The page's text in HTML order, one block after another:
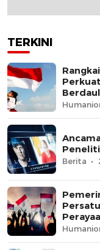
TERKINI
Berita